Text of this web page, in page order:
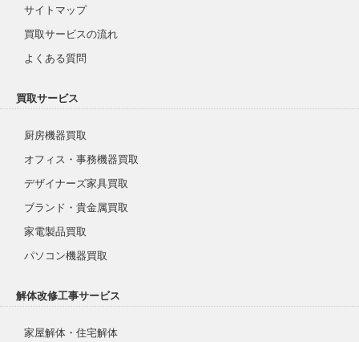
サイトマップ
買取サービスの流れ
よくある質問
買取サービス
厨房機器買取
オフィス・事務機器買取
デザイナーズ家具買取
ブランド・貴金属買取
家電製品買取
パソコン機器買取
解体改修工事サービス
家屋解体・住宅解体